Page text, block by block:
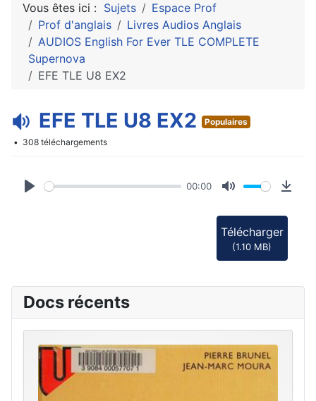
Vous êtes ici : Sujets
Espace Prof
Prof d'anglais
Livres Audios Anglais
AUDIOS English For Ever TLE COMPLETE
Supernova
EFE TLE U8 EX2
a
u
i
EFE TLE U8 EX2 Populaires
308 téléchargements
00:00
Télécharger
(1.10 MB)
Docs récents